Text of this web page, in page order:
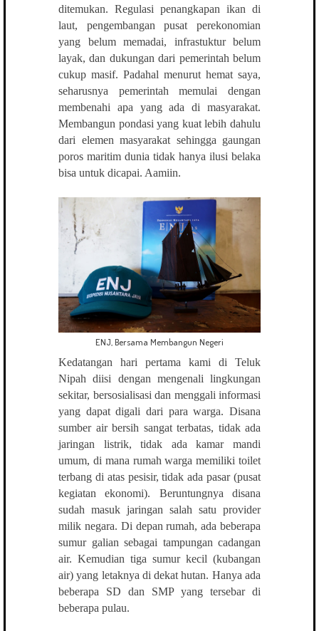
ditemukan. Regulasi penangkapan ikan di
laut, pengembangan pusat perekonomian
yang belum memadai, infrastuktur belum
layak, dan dukungan dari pemerintah belum
cukup masif. Padahal menurut hemat saya,
seharusnya pemerintah memulai dengan
membenahi apa yang ada di masyarakat.
Membangun pondasi yang kuat lebih dahulu
dari elemen masyarakat sehingga gaungan
poros maritim dunia tidak hanya ilusi belaka
bisa untuk dicapai. Aamiin.
ENJ, Bersama Membangun Negeri
Kedatangan hari pertama kami di Teluk
Nipah diisi dengan mengenali lingkungan
sekitar, bersosialisasi dan menggali informasi
yang dapat digali dari para warga. Disana
sumber air bersih sangat terbatas, tidak ada
jaringan listrik, tidak ada kamar mandi
umum, di mana rumah warga memiliki toilet
terbang di atas pesisir, tidak ada pasar (pusat
kegiatan ekonomi). Beruntungnya disana
sudah masuk jaringan salah satu provider
milik negara. Di depan rumah, ada beberapa
sumur galian sebagai tampungan cadangan
air. Kemudian tiga sumur kecil (kubangan
air) yang letaknya di dekat hutan. Hanya ada
beberapa SD dan SMP yang tersebar di
beberapa pulau.